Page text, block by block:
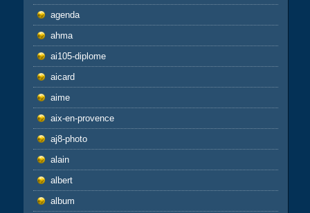
agenda
ahma
ai105-diplome
aicard
aime
aix-en-provence
aj8-photo
alain
albert
album